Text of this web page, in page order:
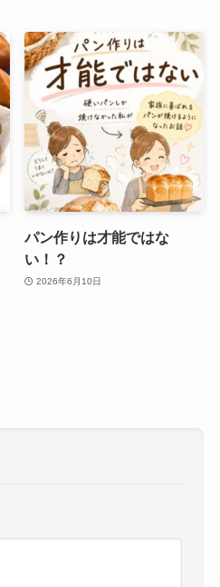
パン作りは才能ではな
い！？
2026年6月10日